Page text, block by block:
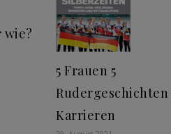
5 Frauen 5
Rudergeschichten
Karrieren